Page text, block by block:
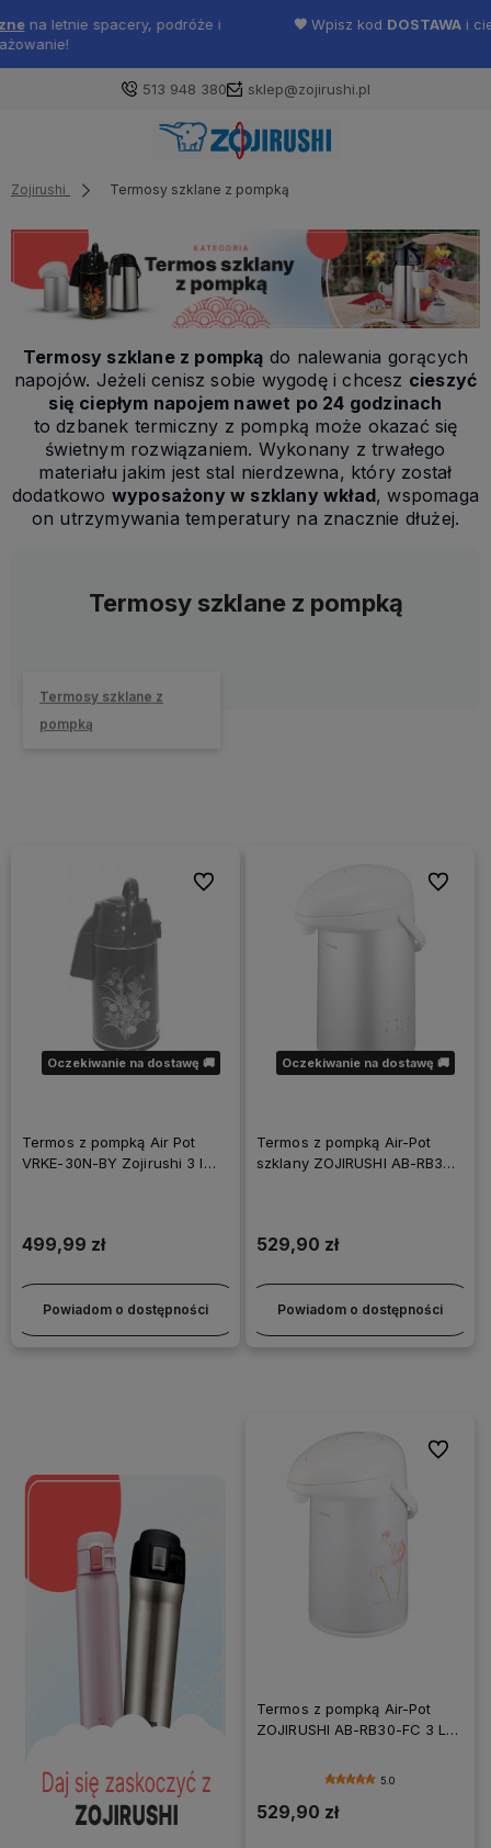
🖤Wpisz kodDOSTAWAi ciesz się darmową wysyłką od 100 zł 🎉
513 948 380 sklep@zojirushi.pl
Zojirushi Termosy szklane z pompką
Termosy szklane z pompką do nalewania gorących
napojów. Jeżeli cenisz sobie wygodę i chcesz cieszyć
się ciepłym napojem nawet po 24 godzinach
to dzbanek termiczny z pompką może okazać się
świetnym rozwiązaniem. Wykonany z trwałego
materiału jakim jest stal nierdzewna, który został
dodatkowo wyposażony w szklany wkład, wspomaga
on utrzymywania temperatury na znacznie dłużej.
Termosy szklane z pompką
Termosy szklane z
pompką
Oczekiwanie na dostawę 🚚
Termos z pompką Air Pot
VRKE-30N-BY Zojirushi 3 l
499,99 zł
Powiadom o dostępności
Do ulubionych
Oczekiwanie na dostawę 🚚
Termos z pompką Air-Pot
szklany ZOJIRUSHI AB-RB30-
529,90 zł
Powiadom o dostępności
Do
Termos z pompką Air-Pot
ZOJIRUSHI AB-RB30-FC 3 L
5.0
529,90 zł
Do